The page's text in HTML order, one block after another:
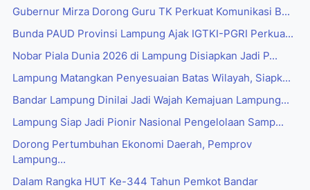
Gubernur Mirza Dorong Guru TK Perkuat Komunikasi B...
Bunda PAUD Provinsi Lampung Ajak IGTKI-PGRI Perkua...
Nobar Piala Dunia 2026 di Lampung Disiapkan Jadi P...
Lampung Matangkan Penyesuaian Batas Wilayah, Siapk...
Bandar Lampung Dinilai Jadi Wajah Kemajuan Lampung...
Lampung Siap Jadi Pionir Nasional Pengelolaan Samp...
Dorong Pertumbuhan Ekonomi Daerah, Pemprov
Lampung...
Dalam Rangka HUT Ke-344 Tahun Pemkot Bandar